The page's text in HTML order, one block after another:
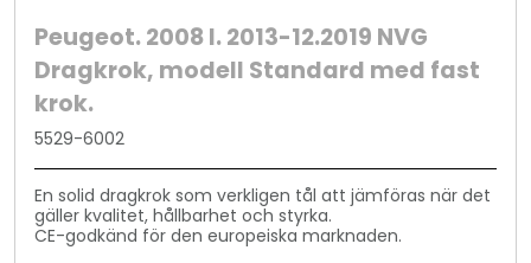
Peugeot. 2008 I. 2013-12.2019 NVG
Dragkrok, modell Standard med fast
krok.
5529-6002
En solid dragkrok som verkligen tål att jämföras när det
gäller kvalitet, hållbarhet och styrka.
CE-godkänd för den europeiska marknaden.